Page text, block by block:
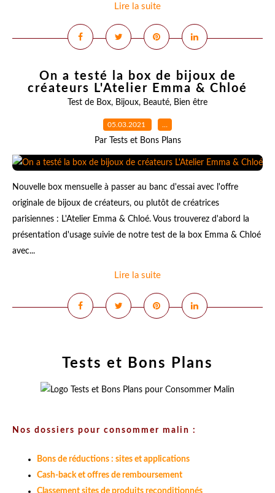
Lire la suite
On a testé la box de bijoux de
créateurs L'Atelier Emma & Chloé
Test de Box, Bijoux, Beauté, Bien être
05.03.2021 …
Par Tests et Bons Plans
Nouvelle box mensuelle à passer au banc d'essai avec l'offre
originale de bijoux de créateurs, ou plutôt de créatrices
parisiennes : L'Atelier Emma & Chloé. Vous trouverez d'abord la
présentation d'usage suivie de notre test de la box Emma & Chloé
avec...
Lire la suite
Tests et Bons Plans
Nos dossiers pour consommer malin :
Bons de réductions : sites et applications
Cash-back et offres de remboursement